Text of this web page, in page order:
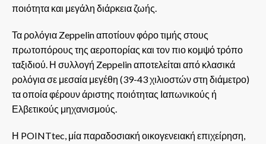
ποιότητα και μεγάλη διάρκεια ζωής.
Τα ρολόγια Zeppelin αποτίουν φόρο τιμής στους
πρωτοπόρους της αεροπορίας και τον πιο κομψό τρόπο
ταξιδιού. Η συλλογή Zeppelin αποτελείται από κλασικά
ρολόγια σε μεσαία μεγέθη (39-43 χιλιοστών στη διάμετρο)
τα οποία φέρουν άριστης ποιότητας Ιαπωνικούς ή
Ελβετικούς μηχανισμούς.
Η POINTtec, μία παραδοσιακή οικογενειακή επιχείρηση,